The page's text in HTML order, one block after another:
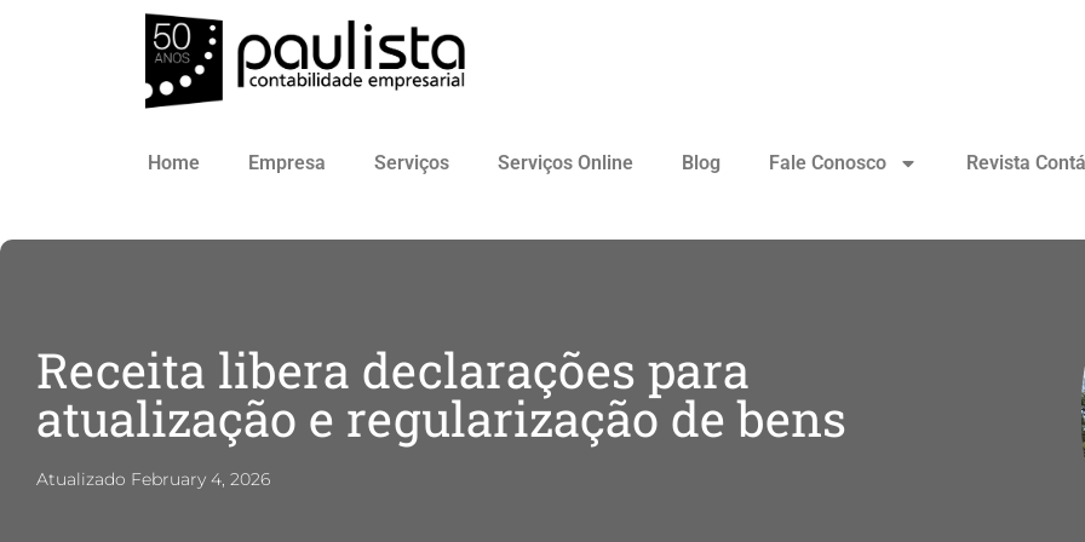
Home Empresa Serviços Serviços Online Blog Fale Conosco Revista
Receita libera declarações para
atualização e regularização de bens
Atualizado February 4, 2026